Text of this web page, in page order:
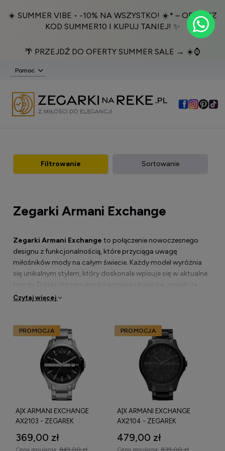
☀️ SUMMER VIBE • -10% NA WSZYSTKO! ☀️* – ODBIERZ
KOD SUMMER10 I KUPUJ TANIEJ! ✨
🌴 PRZEJDŹ DO OFERTY SUMMER SALE → ☀️⌚️
Pomoc
Filtrowanie Sortowanie
Zegarki Armani Exchange
Zegarki Armani Exchange to połączenie nowoczesnego
designu z funkcjonalnością, które przyciąga uwagę
miłośników mody na całym świecie. Każdy model wyróżnia
się unikalnym stylem, który doskonale wpisuje się w aktualne
trendy. Dzięki różnorodności wzorów i kolorów zegarki te
stanowią idealny dodatek do codziennych i eleganckich
Wybierajączegarki Armani Exchange, można liczyć na
wysoką jakość wykonania oraz trwałość, co czyni je
rozsądnym wyborem na dłuższy czas. Marka znana jest z
dbałości o detale, dzięki czemu każdy czasomierz to nie tylko
funkcjonalny przedmiot, ale również dopracowany wizualnie
element garderoby.
łączą modę z funkcją?
Czytaj więcej
A|X ARMANI EXCHANGE
AX2103 - ZEGAREK
369,00 zł
Cena regularna: 849,00 zł
PROMOCJA
A|X ARMANI EXCHANGE
AX2104 - ZEGAREK
479,00 zł
Cena regularna: 839,00 zł
PROMOCJA